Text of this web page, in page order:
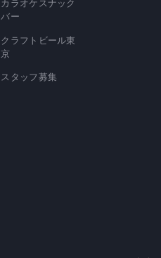
カラオケスナック
バー
クラフトビール東
京
スタッフ募集